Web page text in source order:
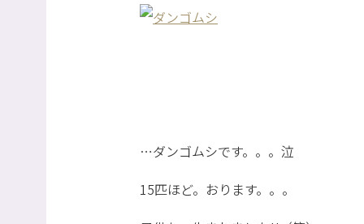
…ダンゴムシです。。。泣
15匹ほど。おります。。。